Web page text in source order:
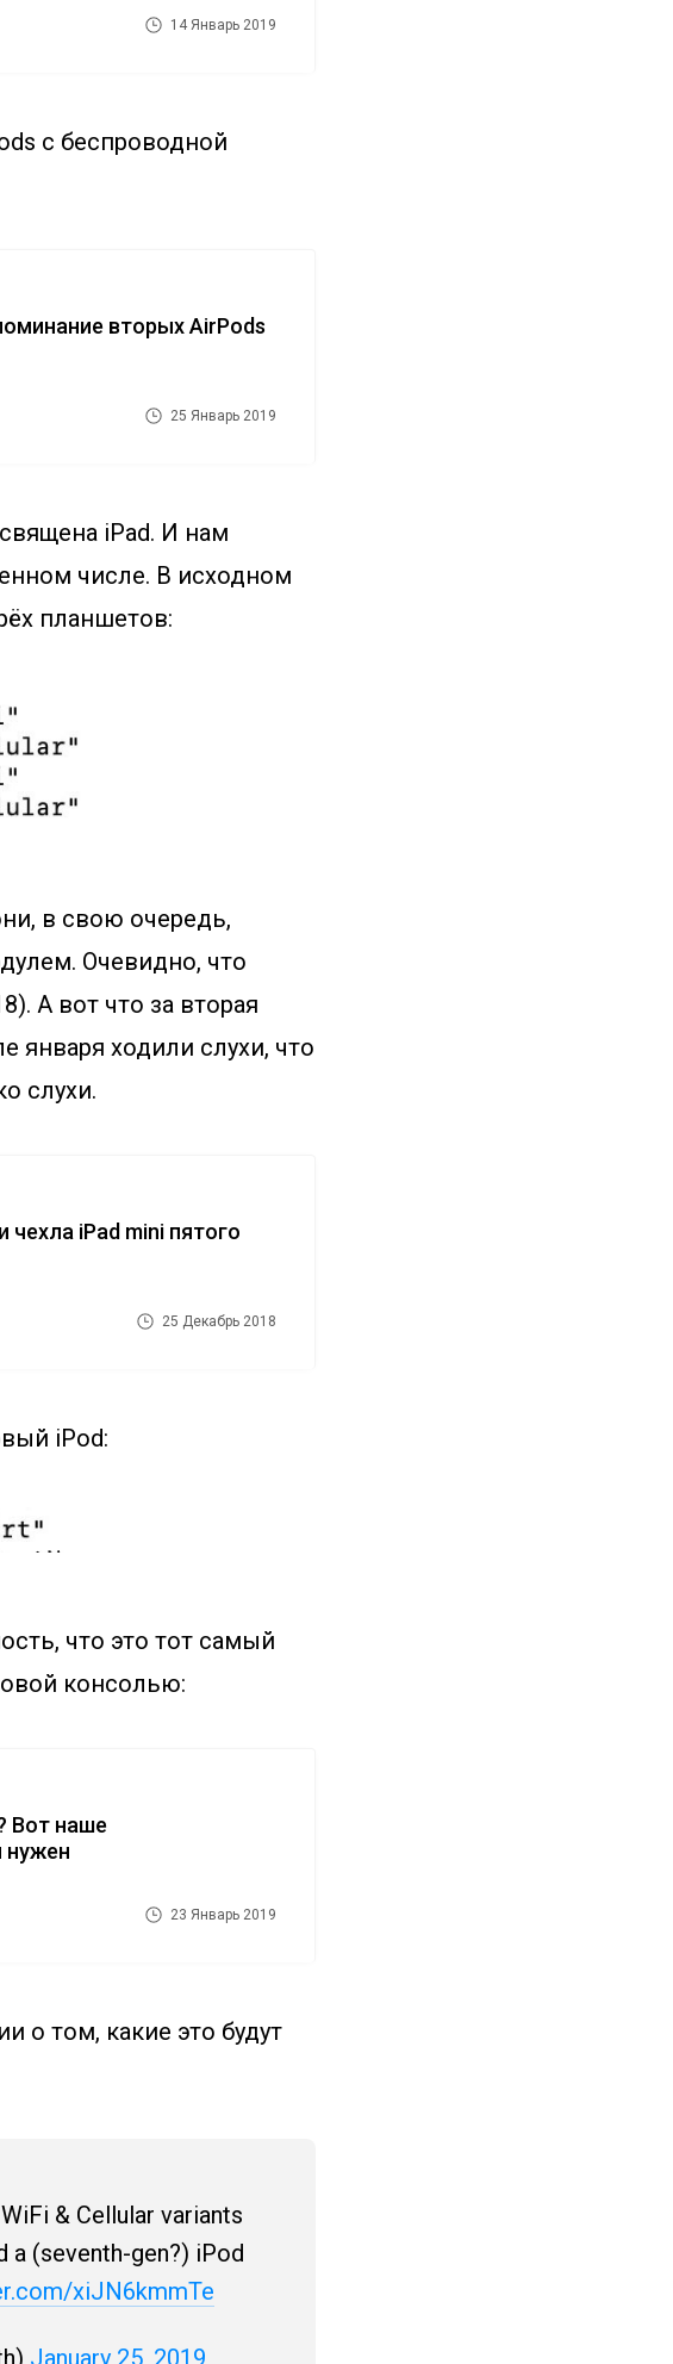
14 Январь 2019
с беспроводной
вторых AirPods
25 Январь 2019
iPad. И нам
числе. В исходном
планшетов:
в свою очередь,
Очевидно, что
А вот что за вторая
января ходили слухи, что
слухи.
iPad mini пятого
25 Декабрь 2018
iPod:
что это тот самый
консолью:
Вот наше
нужен
23 Январь 2019
о том, какие это будут
& Cellular variants
a (seventh-gen?) iPod
xiJN6kmmTe
January 25, 2019